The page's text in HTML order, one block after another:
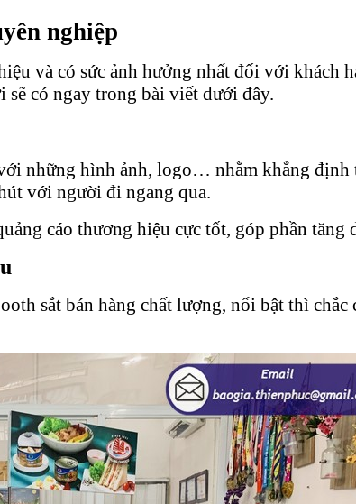
nghiệp
và có sức ảnh hưởng nhất đối với khách
có ngay trong bài viết dưới đây.
những hình ảnh, logo… nhằm khẳng định
với người đi ngang qua.
cáo thương hiệu cực tốt, góp phần tăng
sắt bán hàng chất lượng, nổi bật thì chắc